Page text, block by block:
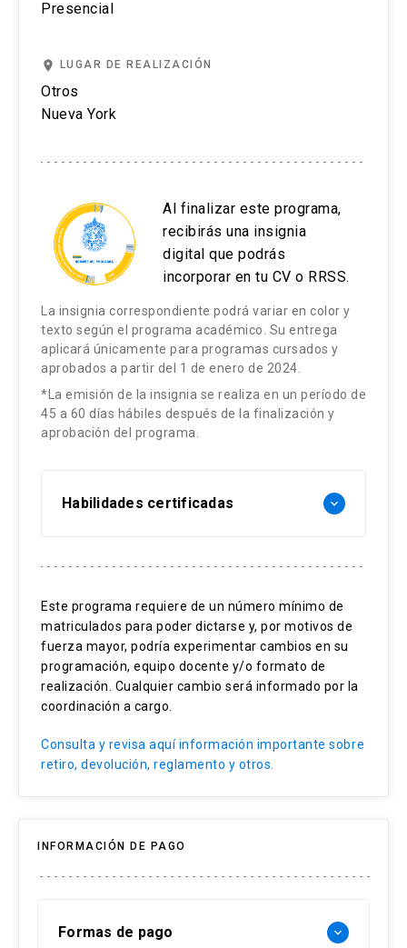
Presencial
place LUGAR DE REALIZACIÓN
Otros
Nueva York
Al finalizar este programa,
recibirás una insignia
digital que podrás
incorporar en tu CV o RRSS.
La insignia correspondiente podrá variar en color y
texto según el programa académico. Su entrega
aplicará únicamente para programas cursados y
aprobados a partir del 1 de enero de 2024.
*La emisión de la insignia se realiza en un período de
45 a 60 días hábiles después de la finalización y
aprobación del programa.
Habilidades certificadas keyboard_arrow_down
Diseño paisajístico.
Infraestructura verde.
Manejo de áreas verdes.
Servicios ecosistémicos
Desarrollo sustentable.
Este programa requiere de un número mínimo de
matriculados para poder dictarse y, por motivos de
fuerza mayor, podría experimentar cambios en su
programación, equipo docente y/o formato de
realización. Cualquier cambio será informado por la
coordinación a cargo.
Consulta y revisa aquí información importante sobre
retiro, devolución, reglamento y otros.
INFORMACIÓN DE PAGO
Formas de pago keyboard_arrow_down